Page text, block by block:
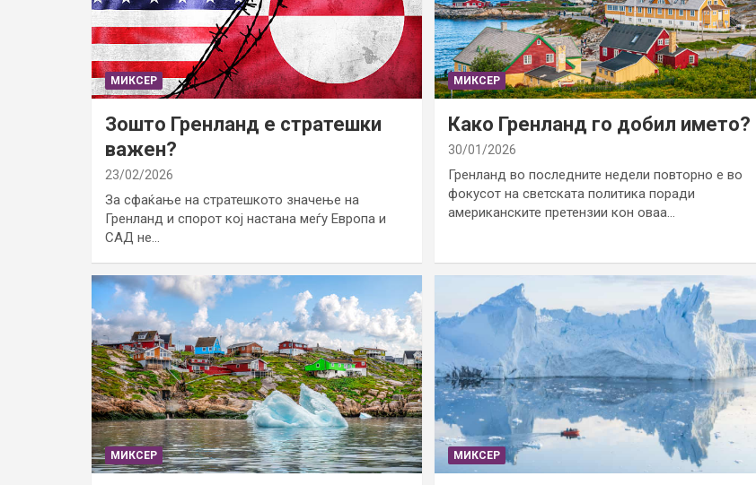
МИКСЕР
Зошто Гренланд е стратешки
важен?
23/02/2026
За сфаќање на стратешкото значење на
Гренланд и спорот кој настана меѓу Европа и
САД не…
МИКСЕР
Како Гренланд го добил името?
30/01/2026
Гренланд во последните недели повторно е во
фокусот на светската политика поради
американските претензии кон оваа…
МИКСЕР МИКСЕР